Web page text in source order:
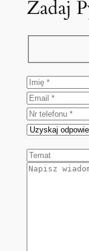
Zadaj